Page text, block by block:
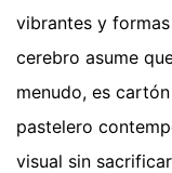
vibrantes y
cerebro asume
menudo, es
pastelero
visual sin